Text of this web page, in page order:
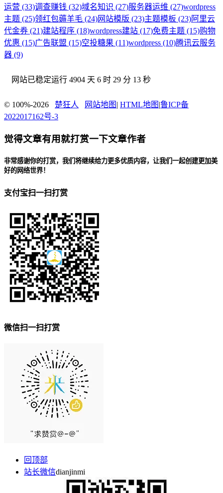
运营 (33)调查赚钱 (32)域名知识 (27)服务器运维 (27)wordpress
主题 (25)领红包薅羊毛 (24)网站模版 (23)主题模板 (23)阿里云
代金券 (21)建站程序 (18)wordpress建站 (17)免费主题 (15)购物
优惠 (15)广告联盟 (15)空投糖果 (11)wordpress (10)腾讯云服务
器 (9)
网站已稳定运行 4904 天 6 时 29 分 13 秒
© 100%-2026 楚狂人 网站地图 HTML地图 鲁ICP备
2022017162号-3
觉得文章有用就打赏一下文章作者
非常感谢你的打赏，我们将继续给力更多优质内容，让我们一起创建更加美
好的网络世界！
支付宝扫一扫打赏
微信扫一扫打赏
回顶部
站长微信dianjinmi